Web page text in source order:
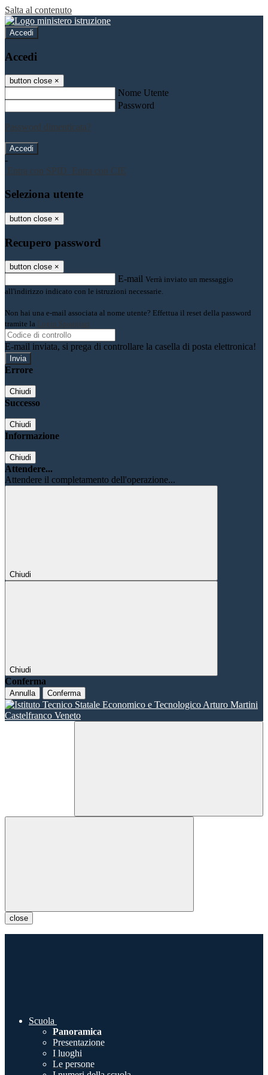
Salta al contenuto
Accedi
Accedi
button close ×
Nome Utente
Password
Password dimenticata?
-
Entra con SPID
Entra con CIE
Seleziona utente
button close ×
Recupero password
button close ×
E-mail Verrà inviato un messaggio
all'indirizzo indicato con le istruzioni necessarie.
Non hai una e-mail associata al nome utente? Effettua il reset della password
tramite la Login Spaggiari
E-mail inviata, si prega di controllare la casella di posta elettronica!
Errore
Chiudi
Successo
Chiudi
Informazione
Chiudi
Attendere...
Attendere il completamento dell'operazione...
Chiudi
Chiudi
Conferma
Annulla Conferma
close
Scuola
Panoramica
Presentazione
I luoghi
Le persone